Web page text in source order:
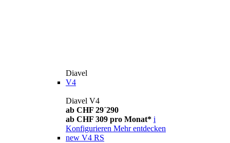
Diavel
V4
Diavel V4
ab CHF 29´290
ab CHF 309 pro Monat* i
Konfigurieren Mehr entdecken
new V4 RS